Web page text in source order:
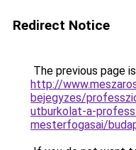
Redirect Notice
The previous page
http://
bejegyzes/
utburkolat-a-
mesterfogasai/